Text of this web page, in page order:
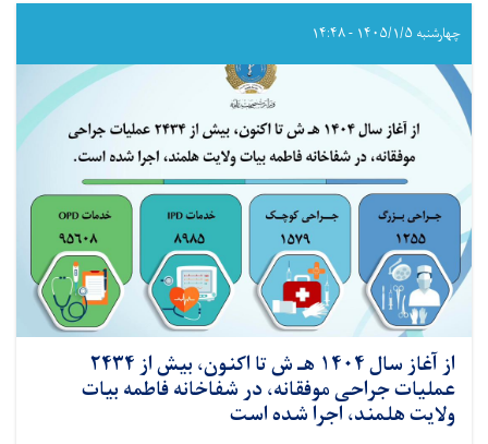
سال
گذشته،
و
ولایت‌های
کشور،
در
بخش‌های
مختلف
صحی،
۴۴۹۷
تن
افراد
مسلکی
به
وظایف
گماشته
شده‌اند
چهارشنبه ۱۴۰۵/۱/۵ - ۱۴:۴۸
از آغاز سال ۱۴۰۴ هـ ش تا اکنون، بیش از ۲۴۳۴
عملیات جراحی موفقانه، در شفاخانه فاطمه بیات
ولایت هلمند، اجرا شده است